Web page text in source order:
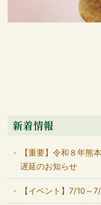
新着情報
【重要】令和８年熊
遅延のお知らせ
【イベント】7/10～